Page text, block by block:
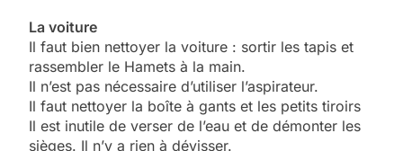
La voiture
Il faut bien nettoyer la voiture : sortir les tapis et
rassembler le Hamets à la main.
Il n’est pas nécessaire d’utiliser l’aspirateur.
Il faut nettoyer la boîte à gants et les petits tiroirs
Il est inutile de verser de l’eau et de démonter les
sièges. Il n’y a rien à dévisser.